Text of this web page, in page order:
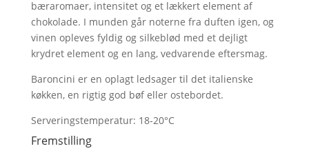
bæraromaer, intensitet og et lækkert element af
chokolade. I munden går noterne fra duften igen, og
vinen opleves fyldig og silkeblød med et dejligt
krydret element og en lang, vedvarende eftersmag.
Baroncini er en oplagt ledsager til det italienske
køkken, en rigtig god bøf eller ostebordet.
Serveringstemperatur: 18-20°C
Fremstilling